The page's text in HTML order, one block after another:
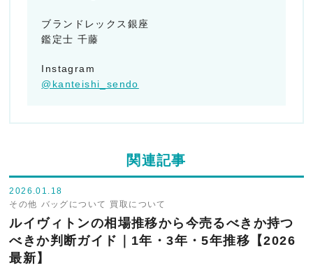
ブランドレックス銀座
鑑定士 千藤
Instagram
@kanteishi_sendo
関連記事
2026.01.18
その他 バッグについて 買取について
ルイヴィトンの相場推移から今売るべきか持つ
べきか判断ガイド｜1年・3年・5年推移【2026
最新】